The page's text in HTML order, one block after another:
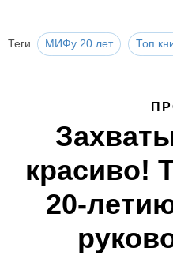
Теги МИФу 20 лет Топ
красиво!
20-